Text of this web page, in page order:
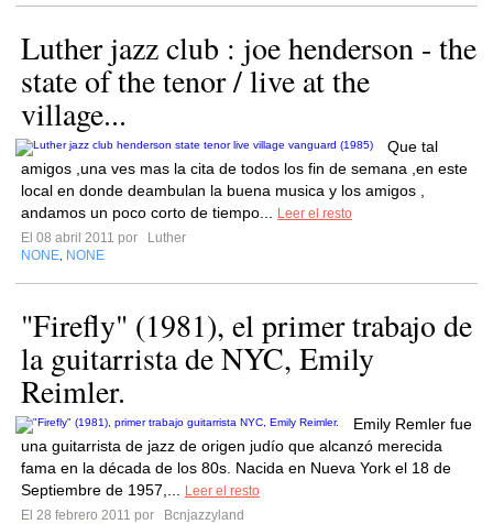
Luther jazz club : joe henderson - the
state of the tenor / live at the
village...
Que tal
amigos ,una ves mas la cita de todos los fin de semana ,en este
local en donde deambulan la buena musica y los amigos ,
andamos un poco corto de tiempo...
Leer el resto
El 08 abril 2011 por
Luther
NONE NONE
"Firefly" (1981), el primer trabajo de
la guitarrista de NYC, Emily
Reimler.
Emily Remler fue
una guitarrista de jazz de origen judío que alcanzó merecida
fama en la década de los 80s. Nacida en Nueva York el 18 de
Septiembre de 1957,...
Leer el resto
El 28 febrero 2011 por
Bcnjazzyland